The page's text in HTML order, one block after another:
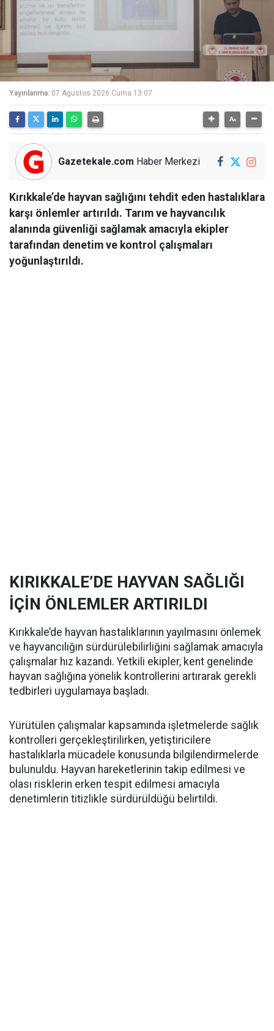
Yayınlanma: 07 Ağustos 2026 Cuma 13:07
Gazetekale.com Haber Merkezi
Kırıkkale’de hayvan sağlığını tehdit eden hastalıklara
karşı önlemler artırıldı. Tarım ve hayvancılık
alanında güvenliği sağlamak amacıyla ekipler
tarafından denetim ve kontrol çalışmaları
yoğunlaştırıldı.
KIRIKKALE’DE HAYVAN SAĞLIĞI
İÇİN ÖNLEMLER ARTIRILDI
Kırıkkale’de hayvan hastalıklarının yayılmasını önlemek
ve hayvancılığın sürdürülebilirliğini sağlamak amacıyla
çalışmalar hız kazandı. Yetkili ekipler, kent genelinde
hayvan sağlığına yönelik kontrollerini artırarak gerekli
tedbirleri uygulamaya başladı.
Yürütülen çalışmalar kapsamında işletmelerde sağlık
kontrolleri gerçekleştirilirken, yetiştiricilere
hastalıklarla mücadele konusunda bilgilendirmelerde
bulunuldu. Hayvan hareketlerinin takip edilmesi ve
olası risklerin erken tespit edilmesi amacıyla
denetimlerin titizlikle sürdürüldüğü belirtildi.